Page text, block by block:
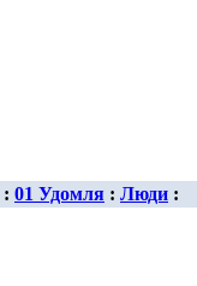
: 01 Удомля : Люди :